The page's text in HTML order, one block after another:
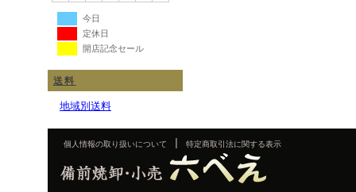
今日
定休日
開店記念セール
送料
地域別送料
個人情報の取り扱いについて 特定商取引法に関する表示